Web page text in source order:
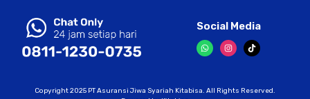
Social Media
Copyright 2025 PT Asuransi Jiwa Syariah Kitabisa. All Rights Reserved.